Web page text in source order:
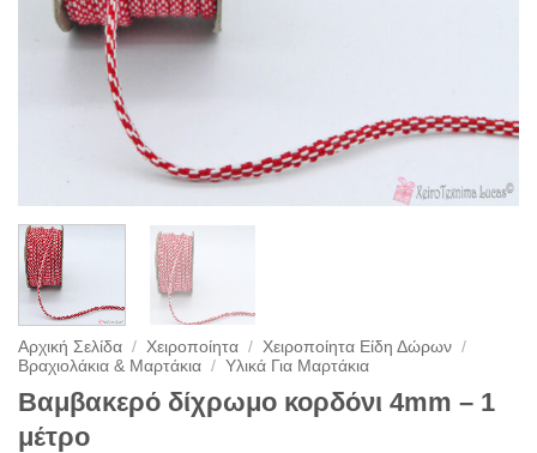
Αρχική Σελίδα / Χειροποίητα / Χειροποίητα Είδη Δώρων /
Βραχιολάκια & Μαρτάκια / Υλικά Για Μαρτάκια
Βαμβακερό δίχρωμο κορδόνι 4mm – 1
μέτρο